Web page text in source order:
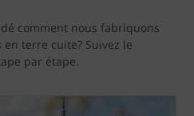
comment nous fabriquons
terre cuite? Suivez le
par étape.